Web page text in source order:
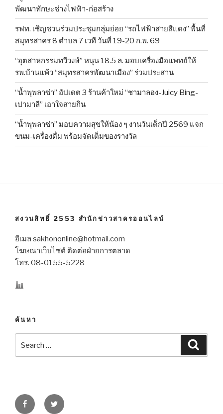
พัฒนาทักษะช่างไฟฟ้า-ก่อสร้าง
รฟท. เชิญชวนร่วมประชุมกลุ่มย่อย “รถไฟฟ้าสายสีแดง” พื้นที่
สมุทรสาคร 8 ตำบล 7 เวที วันที่ 19-20 ก.พ. 69
“อุตสาหกรรมทวีวงษ์” หนุน 18.5 ล. มอบเครื่องมือแพทย์ให้
รพ.บ้านแพ้ว “สมุทรสาครพัฒนาเมือง” ร่วมประสาน
“น้ำพุพลาซ่า” อัปเดต 3 ร้านค้าใหม่ “ชามาลอง-Juicy Bing-
เปามาลี” เอาใจสายกิน
“น้ำพุพลาซ่า” มอบความสุขให้น้อง ๆ งานวันเด็กปี 2569 แจก
ขนม-เครื่องดื่ม พร้อมจัดเต็มของรางวัล
สงวนสิทธิ์ 2553 สำนักข่าวสาครออนไลน์
อีเมล sakhononline@hotmail.com
โฆษณาเว็บไซต์ ติดต่อฝ่ายการตลาด
โทร. 08-0155-5228
ค้นหา
FacebookTwitter